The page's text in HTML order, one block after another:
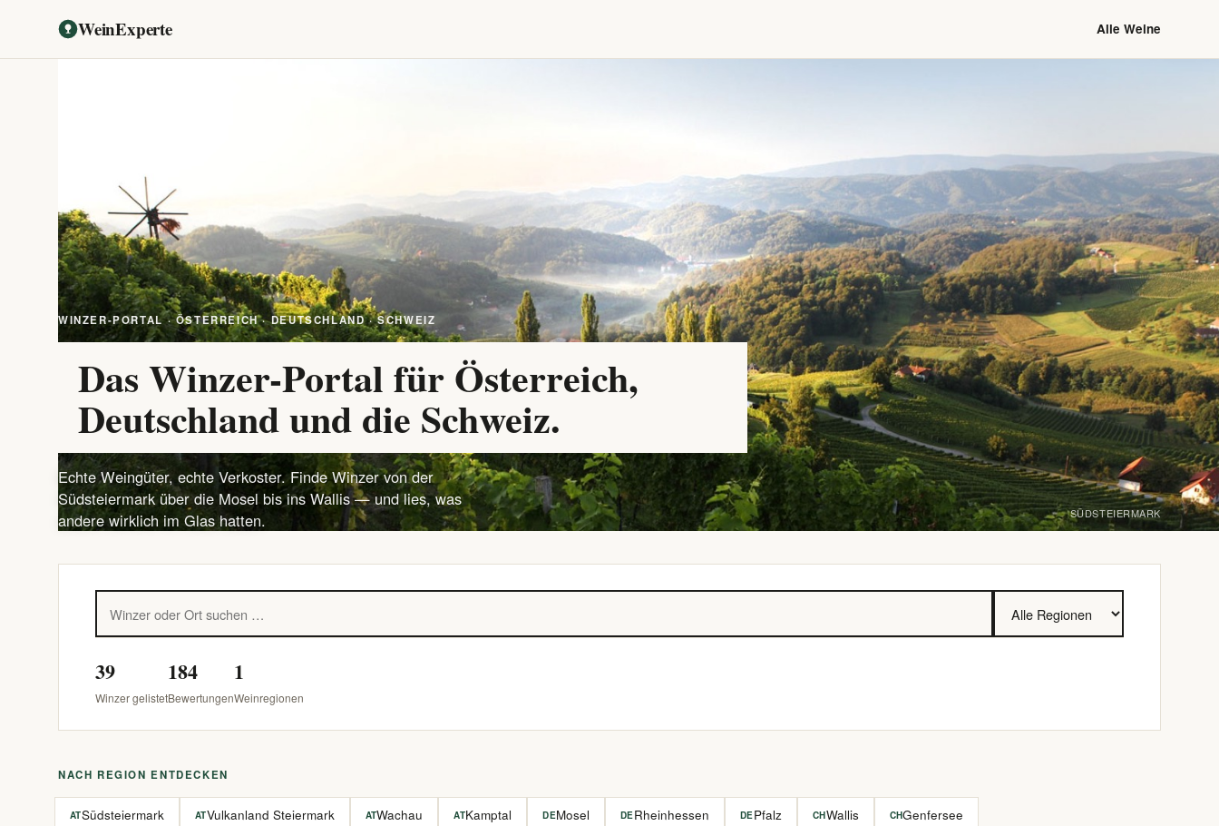
WeinExperte Alle Weine
WINZER-PORTAL · ÖSTERREICH · DEUTSCHLAND · SCHWEIZ
Das Winzer-Portal für Österreich,
Deutschland und die Schweiz.
Echte Weingüter, echte Verkoster. Finde Winzer von der
Südsteiermark über die Mosel bis ins Wallis — und lies, was
andere wirklich im Glas hatten.
SÜDSTEIERMARK
39
Winzer gelistet
184
Bewertungen
1
Weinregionen
NACH REGION ENTDECKEN
ATSüdsteiermark ATVulkanland Steiermark ATWachau ATKamptal DEMosel DE Rheinhessen DE Pfalz CHWallis CHGenfersee